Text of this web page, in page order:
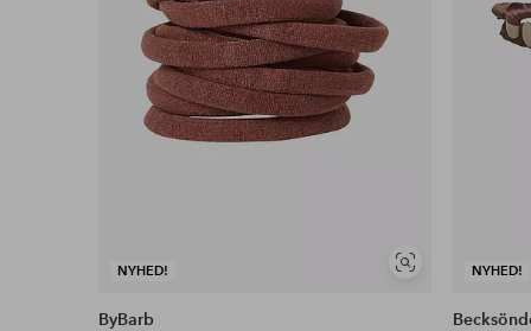
NYHED!
Se
ByBarb
NYHED!